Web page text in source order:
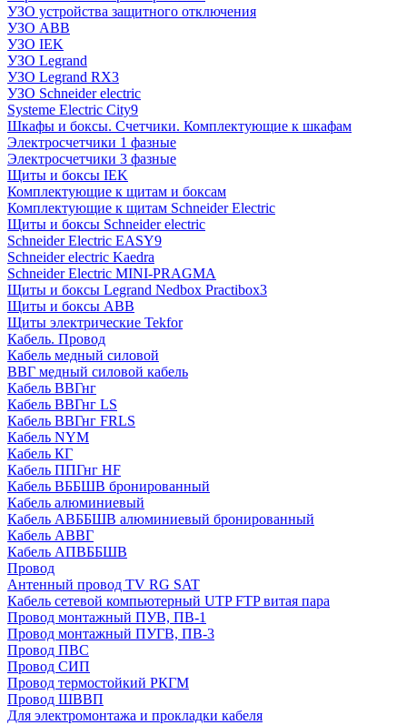
УЗО устройства защитного отключения
УЗО ABB
УЗО IEK
УЗО Legrand
УЗО Legrand RX3
УЗО Schneider electric
Systeme Electric City9
Шкафы и боксы. Счетчики. Комплектующие к шкафам
Электросчетчики 1 фазные
Электросчетчики 3 фазные
Щиты и боксы IEK
Комплектующие к щитам и боксам
Комплектующие к щитам Schneider Electric
Щиты и боксы Schneider electric
Schneider Electric EASY9
Schneider electric Kaedra
Schneider Electric MINI-PRAGMA
Щиты и боксы Legrand Nedbox Practibox3
Щиты и боксы ABB
Щиты электрические Tekfor
Кабель. Провод
Кабель медный силовой
ВВГ медный силовой кабель
Кабель ВВГнг
Кабель ВВГнг LS
Кабель ВВГнг FRLS
Кабель NYM
Кабель КГ
Кабель ППГнг HF
Кабель ВББШВ бронированный
Кабель алюминиевый
Кабель АВББШВ алюминиевый бронированный
Кабель АВВГ
Кабель АПВББШВ
Провод
Антенный провод TV RG SAT
Кабель сетевой компьютерный UTP FTP витая пара
Провод монтажный ПУВ, ПВ-1
Провод монтажный ПУГВ, ПВ-3
Провод ПВС
Провод СИП
Провод термостойкий РКГМ
Провод ШВВП
Для электромонтажа и прокладки кабеля